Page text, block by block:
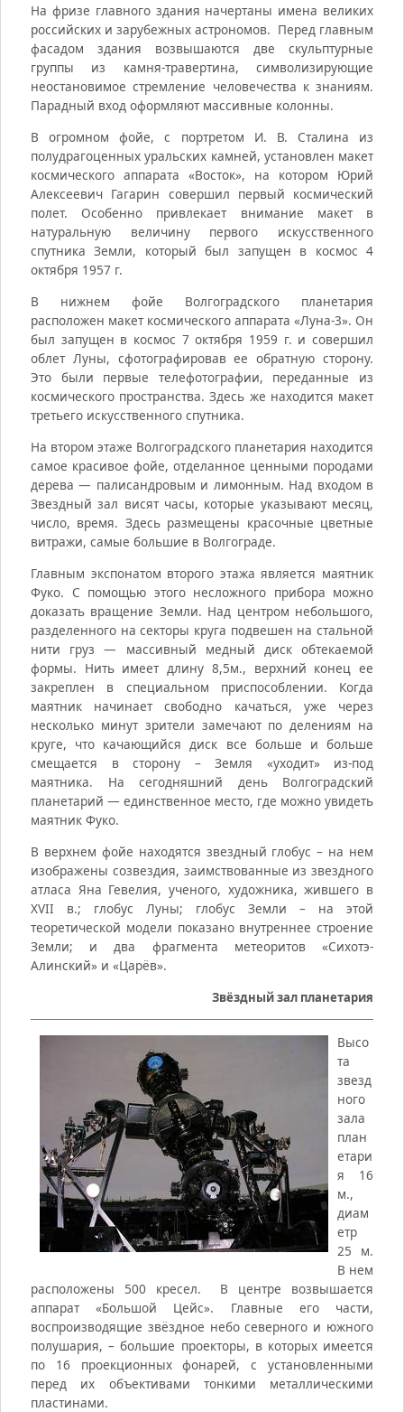
На фризе главного здания начертаны имена великих
российских и зарубежных астрономов. Перед главным
фасадом здания возвышаются две скульптурные
группы из камня-травертина, символизирующие
неостановимое стремление человечества к знаниям.
Парадный вход оформляют массивные колонны.
В огромном фойе, с портретом И. В. Сталина из
полудрагоценных уральских камней, установлен макет
космического аппарата «Восток», на котором Юрий
Алексеевич Гагарин совершил первый космический
полет. Особенно привлекает внимание макет в
натуральную величину первого искусственного
спутника Земли, который был запущен в космос 4
октября 1957 г.
В нижнем фойе Волгоградского планетария
расположен макет космического аппарата «Луна-3». Он
был запущен в космос 7 октября 1959 г. и совершил
облет Луны, сфотографировав ее обратную сторону.
Это были первые телефотографии, переданные из
космического пространства. Здесь же находится макет
третьего искусственного спутника.
На втором этаже Волгоградского планетария находится
самое красивое фойе, отделанное ценными породами
дерева — палисандровым и лимонным. Над входом в
Звездный зал висят часы, которые указывают месяц,
число, время. Здесь размещены красочные цветные
витражи, самые большие в Волгограде.
Главным экспонатом второго этажа является маятник
Фуко. С помощью этого несложного прибора можно
доказать вращение Земли. Над центром небольшого,
разделенного на секторы круга подвешен на стальной
нити груз — массивный медный диск обтекаемой
формы. Нить имеет длину 8,5м., верхний конец ее
закреплен в специальном приспособлении. Когда
маятник начинает свободно качаться, уже через
несколько минут зрители замечают по делениям на
круге, что качающийся диск все больше и больше
смещается в сторону – Земля «уходит» из-под
маятника. На сегодняшний день Волгоградский
планетарий — единственное место, где можно увидеть
маятник Фуко.
В верхнем фойе находятся звездный глобус – на нем
изображены созвездия, заимствованные из звездного
атласа Яна Гевелия, ученого, художника, жившего в
XVII в.; глобус Луны; глобус Земли – на этой
теоретической модели показано внутреннее строение
Земли; и два фрагмента метеоритов «Сихотэ-
Алинский» и «Царёв».
Звёздный зал планетария
Высо
та
звезд
ного
зала
план
етари
я 16
м.,
диам
етр
25 м.
В нем
расположены 500 кресел. В центре возвышается
аппарат «Большой Цейс». Главные его части,
воспроизводящие звёздное небо северного и южного
полушария, – большие проекторы, в которых имеется
по 16 проекционных фонарей, с установленными
перед их объективами тонкими металлическими
пластинами.